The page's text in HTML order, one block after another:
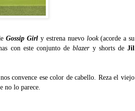
Gossip Girl y estrena nuevo look(acorde a su
con este conjunto deblazery shorts deJil
convence ese color de cabello. Reza el viejo
no lo parece.